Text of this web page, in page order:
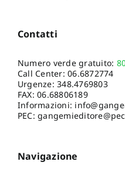
Contatti
Numero verde gratuito:
Call Center:06.6872774
Urgenze:348.4769803
FAX: 06.68806189
Informazioni:
PEC:
Navigazione